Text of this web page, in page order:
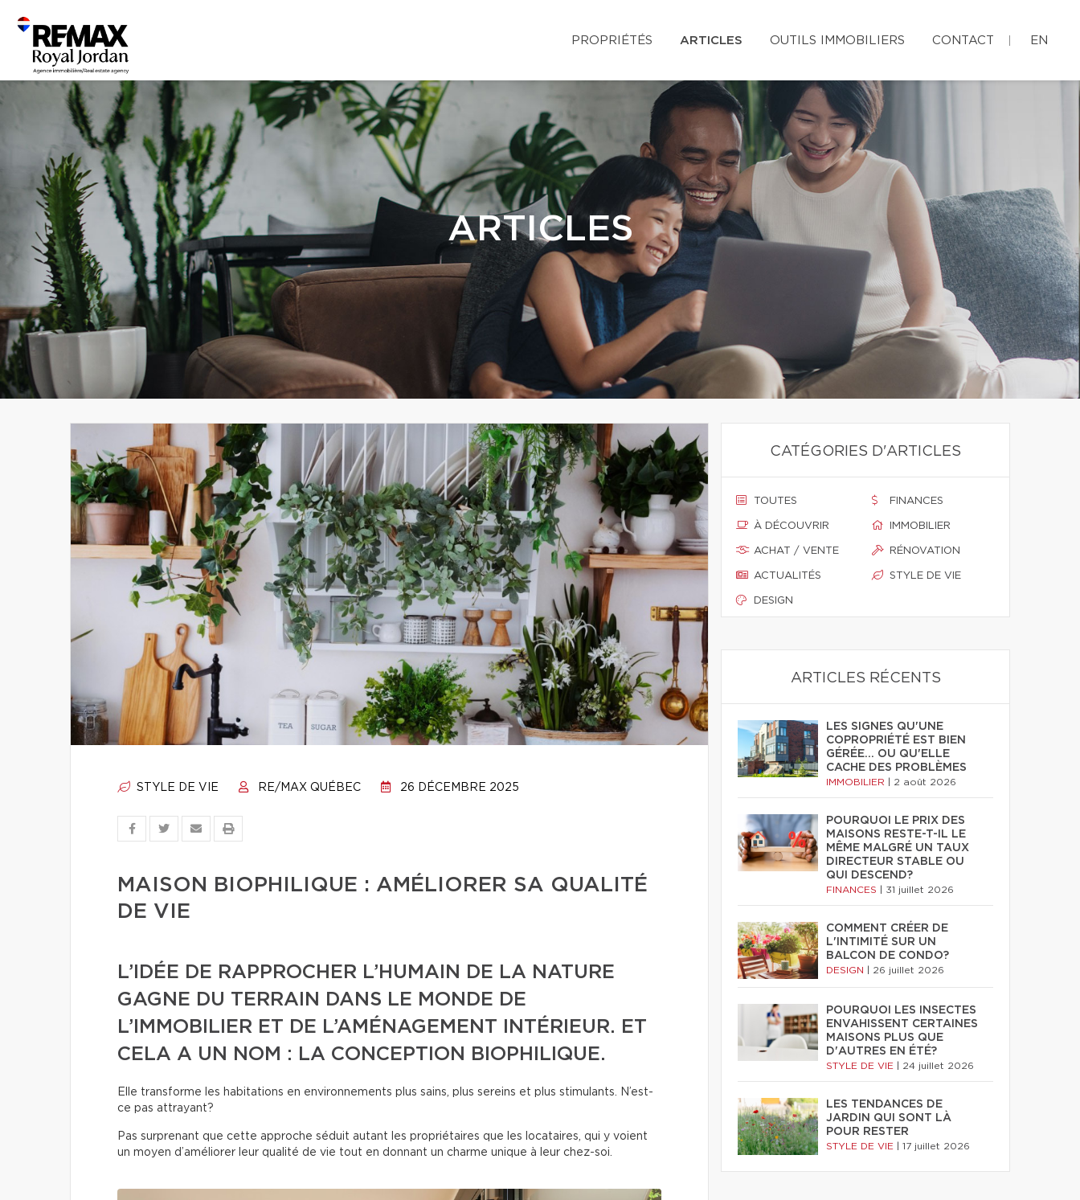
PROPRIÉTÉS ARTICLES OUTILS IMMOBILIERS CONTACT EN
ARTICLES
STYLE DE VIE RE/MAX QUÉBEC 26 DÉCEMBRE 2025
MAISON BIOPHILIQUE : AMÉLIORER SA QUALITÉ
DE VIE
L’IDÉE DE RAPPROCHER L’HUMAIN DE LA NATURE
GAGNE DU TERRAIN DANS LE MONDE DE
L’IMMOBILIER ET DE L’AMÉNAGEMENT INTÉRIEUR. ET
CELA A UN NOM : LA CONCEPTION BIOPHILIQUE.
Elle transforme les habitations en environnements plus sains, plus sereins et plus stimulants. N’est-
ce pas attrayant?
Pas surprenant que cette approche séduit autant les propriétaires que les locataires, qui y voient
un moyen d’améliorer leur qualité de vie tout en donnant un charme unique à leur chez-soi.
CATÉGORIES D'ARTICLES
TOUTES
À DÉCOUVRIR
ACHAT / VENTE
ACTUALITÉS
DESIGN
FINANCES
IMMOBILIER
RÉNOVATION
STYLE DE VIE
ARTICLES RÉCENTS
LES SIGNES QU'UNE
COPROPRIÉTÉ EST BIEN
GÉRÉE… OU QU'ELLE
CACHE DES PROBLÈMES
IMMOBILIER 2 août 2026
POURQUOI LE PRIX DES
MAISONS RESTE-T-IL LE
MÊME MALGRÉ UN TAUX
DIRECTEUR STABLE OU
QUI DESCEND?
FINANCES 31 juillet 2026
COMMENT CRÉER DE
L'INTIMITÉ SUR UN
BALCON DE CONDO?
DESIGN 26 juillet 2026
POURQUOI LES INSECTES
ENVAHISSENT CERTAINES
MAISONS PLUS QUE
D'AUTRES EN ÉTÉ?
STYLE DE VIE 24 juillet 2026
LES TENDANCES DE
JARDIN QUI SONT LÀ
POUR RESTER
STYLE DE VIE 17 juillet 2026